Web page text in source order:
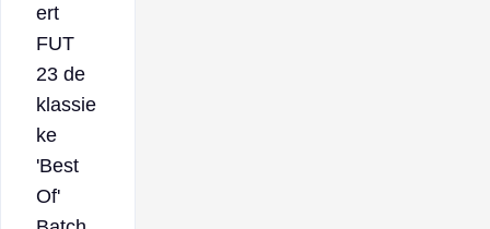
ert
FUT
23 de
klassie
ke
'Best
Of'